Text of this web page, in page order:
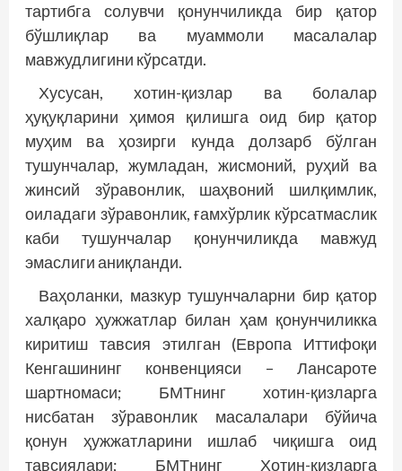
тартибга солувчи қонунчиликда бир қатор
бўшлиқлар ва муаммоли масалалар
мавжудлигини кўрсатди.
Хусусан, хотин-қизлар ва болалар
ҳуқуқларини ҳимоя қилишга оид бир қатор
муҳим ва ҳозирги кунда долзарб бўлган
тушунчалар, жумладан, жисмоний, руҳий ва
жинсий зўравонлик, шаҳвоний шилқимлик,
оиладаги зўравонлик, ғамхўрлик кўрсатмаслик
каби тушунчалар қонунчиликда мавжуд
эмаслиги аниқланди.
Ваҳоланки, мазкур тушунчаларни бир қатор
халқаро ҳужжатлар билан ҳам қонунчиликка
киритиш тавсия этилган (Европа Иттифоқи
Кенгашининг конвенцияси – Лансароте
шартномаси; БМТнинг хотин-қизларга
нисбатан зўравонлик масалалари бўйича
қонун ҳужжатларини ишлаб чиқишга оид
тавсиялари; БМТнинг Хотин-қизларга